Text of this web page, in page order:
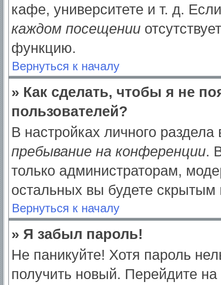
кафе, университете и т. д.
каждом посещении
функцию.
Вернуться к началу
» Как сделать, чтобы я не
пользователей?
В настройках личного
пребывание на конференции.
только администраторам,
остальных вы будете скрытым
Вернуться к началу
» Я забыл пароль!
Не паникуйте! Хотя пароль
получить новый. Перейдите